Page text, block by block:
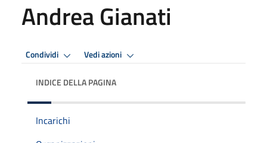
Andrea Gianati
Condividi Vedi azioni
INDICE DELLA PAGINA
Incarichi